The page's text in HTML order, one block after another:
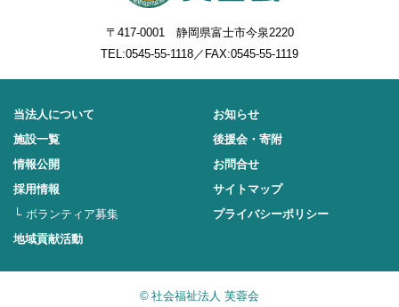
〒417-0001 静岡県富士市今泉2220
TEL:0545-55-1118／FAX:0545-55-1119
当法人について
施設一覧
情報公開
採用情報
ボランティア募集
地域貢献活動
お知らせ
後援会・寄附
お問合せ
サイトマップ
プライバシーポリシー
© 社会福祉法人 芙蓉会